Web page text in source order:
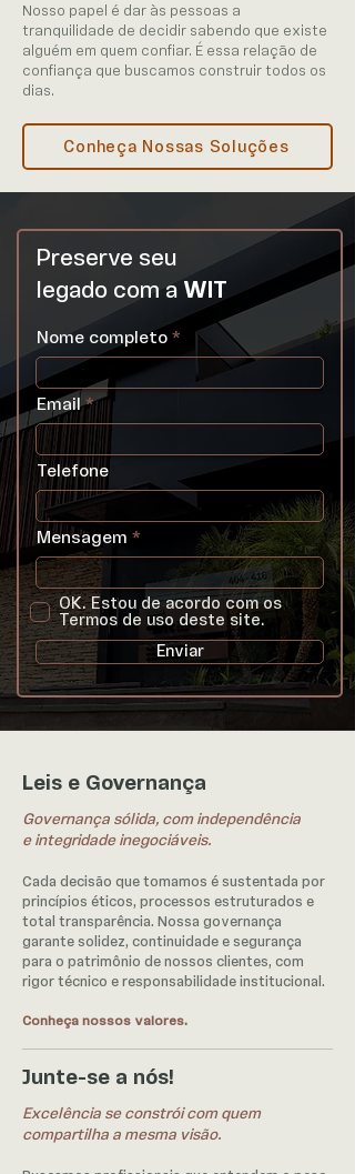
Nosso papel é dar às pessoas a
tranquilidade de decidir sabendo que existe
alguém em quem confiar. É essa relação de
confiança que buscamos construir todos os
dias.
Conheça Nossas Soluções
Preserve seu
legado com aWIT
Nome completo
Email
Telefone
Mensagem
OK. Estou de acordo com os
Termos de uso deste site.
Enviar
Leis e Governança
Governança sólida, com independência
e integridade inegociáveis.
Cada decisão que tomamos é sustentada por
princípios éticos, processos estruturados e
total transparência. Nossa governança
garante solidez, continuidade e segurança
para o patrimônio de nossos clientes, com
rigor técnico e responsabilidade institucional.
Conheça nossos valores.
Junte-se a nós!
Excelência se constrói com quem
compartilha a mesma visão.